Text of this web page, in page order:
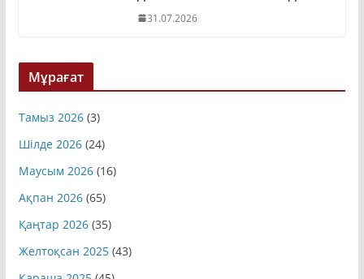
31.07.2026
Мұрағат
Тамыз 2026(3)
Шілде 2026(24)
Маусым 2026(16)
Ақпан 2026(65)
Қаңтар 2026(35)
Желтоқсан 2025(43)